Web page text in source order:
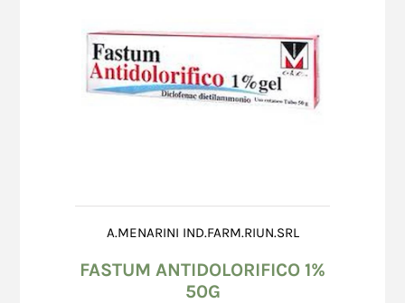
A.MENARINI IND.FARM.RIUN.SRL
FASTUM ANTIDOLORIFICO 1%
50G